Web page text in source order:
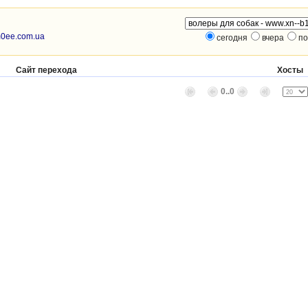
сегодня вчера
Сайт перехода Хосты
0..0